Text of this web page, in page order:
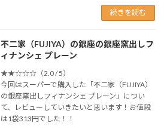
続きを読む
不二家（FUJIYA）の銀座の銀座窯出しフ
ィナンシェ プレーン
★★☆☆☆（2.0 / 5）
今回はスーパーで購入した「不二家（FUJIYA）
の銀座窯出しフィナンシェ プレーン」につい
て、レビューしていきたいと思います！お値段
は1袋313円でした！！